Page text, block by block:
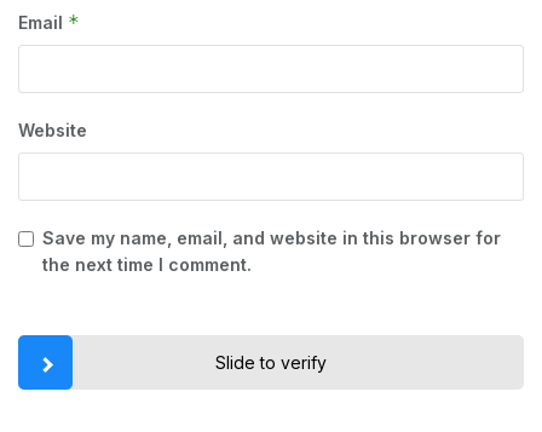
Email *
Website
Save my name, email, and website in this browser for
the next time I comment.
Slide to verify